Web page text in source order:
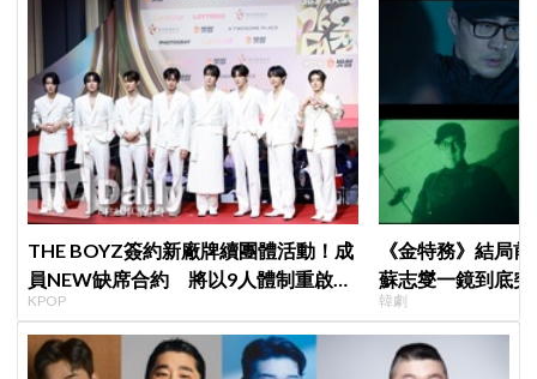
THE BOYZ簽約新廠牌續團體活動！成
員NEW缺席合約 將以9人體制重啟新
篇章
KPOP
《金特務》結局
蘇志燮一鏡到底
韓劇